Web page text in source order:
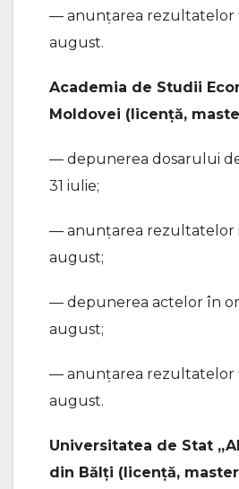
— anunțarea rezultatelor
august.
Academia de Studii
Moldovei (licență,
— depunerea dosarului de
31 iulie;
— anunțarea rezultatelor
august;
— depunerea actelor în
august;
— anunțarea rezultatelor
august.
Universitatea de Stat
din Bălți (licență,